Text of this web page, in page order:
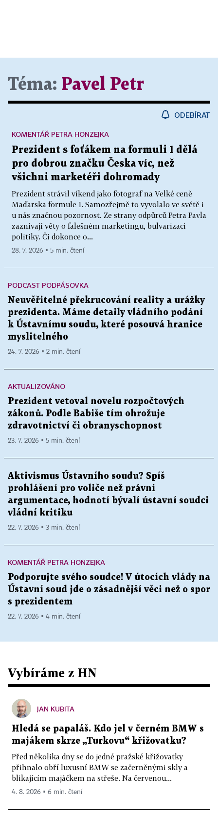
Téma: Pavel Petr
ODEBÍRAT
Prezident s foťákem na formuli 1 dělá
pro dobrou značku Česka víc, než
všichni marketéři dohromady
Prezident strávil víkend jako fotograf na Velké ceně
Maďarska formule 1. Samozřejmě to vyvolalo ve světě i
u nás značnou pozornost. Ze strany odpůrců Petra Pavla
zaznívají věty o falešném marketingu, bulvarizaci
politiky. Či dokonce o...
KOMENTÁŘ PETRA HONZEJKA
28. 7. 2026 ▪ 5 min. čtení
PODCAST PODPÁSOVKA
Neuvěřitelné překrucování reality a urážky
prezidenta. Máme detaily vládního podání
k Ústavnímu soudu, které posouvá hranice
myslitelného
24. 7. 2026 ▪ 2 min. čtení
AKTUALIZOVÁNO
Prezident vetoval novelu rozpočtových
zákonů. Podle Babiše tím ohrožuje
zdravotnictví či obranyschopnost
23. 7. 2026 ▪ 5 min. čtení
Aktivismus Ústavního soudu? Spíš
prohlášení pro voliče než právní
argumentace, hodnotí bývalí ústavní soudci
vládní kritiku
22. 7. 2026 ▪ 3 min. čtení
KOMENTÁŘ PETRA HONZEJKA
Podporujte svého soudce! V útocích vlády na
Ústavní soud jde o zásadnější věci než o spor
s prezidentem
22. 7. 2026 ▪ 4 min. čtení
Vybíráme z HN
JAN KUBITA
Hledá se papaláš. Kdo jel v černém BMW s
majákem skrze „Turkovu“ křižovatku?
Před několika dny se do jedné pražské křižovatky
přihnalo obří luxusní BMW se začerněnými skly a
blikajícím majáčkem na střeše. Na červenou...
4. 8. 2026 ▪ 6 min. čtení